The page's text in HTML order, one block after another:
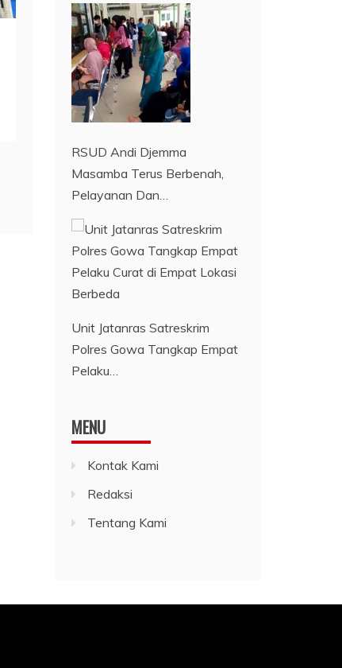
RSUD Andi Djemma
Masamba Terus Berbenah,
Pelayanan Dan…
Unit Jatanras Satreskrim
Polres Gowa Tangkap Empat
Pelaku…
MENU
Kontak Kami
Redaksi
Tentang Kami